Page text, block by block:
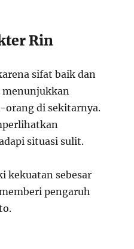
Rin
sifat baik dan
menunjukkan
orang di sekitarnya.
situasi sulit.
kekuatan sebesar
pengaruh